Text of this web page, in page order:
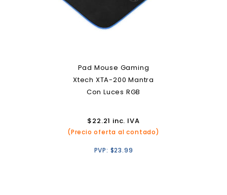
Pad Mouse Gaming
Xtech XTA-200 Mantra
Con Luces RGB
$22.21 inc. IVA
(Precio oferta al contado)
PVP: $23.99